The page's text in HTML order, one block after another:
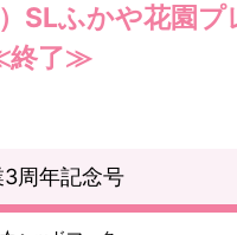
SLふかや花園
終了≫
周年記念号